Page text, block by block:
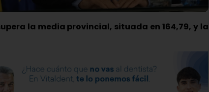
la media provincial, situada en 164,79, y la